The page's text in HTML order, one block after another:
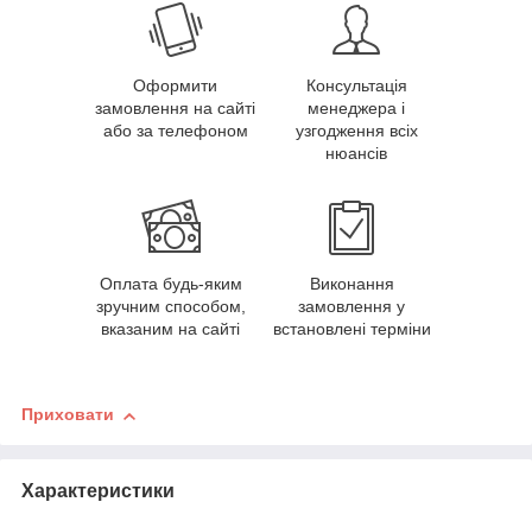
Оформити
замовлення на сайті
або за телефоном
Консультація
менеджера і
узгодження всіх
нюансів
Оплата будь-яким
зручним способом,
вказаним на сайті
Виконання
замовлення у
встановлені терміни
Приховати
Характеристики